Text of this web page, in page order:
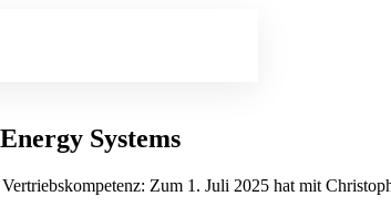
Systems
Zum 1. Juli 2025 hat mit